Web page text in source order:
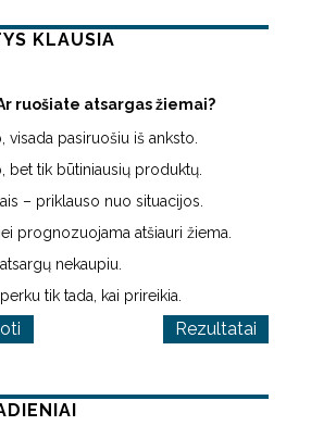
KLAUSIA
ruošiate atsargas žiemai?
visada pasiruošiu iš anksto.
bet tik būtiniausių produktų.
– priklauso nuo situacijos.
prognozuojama atšiauri žiema.
nekaupiu.
tik tada, kai prireikia.
Rezultatai